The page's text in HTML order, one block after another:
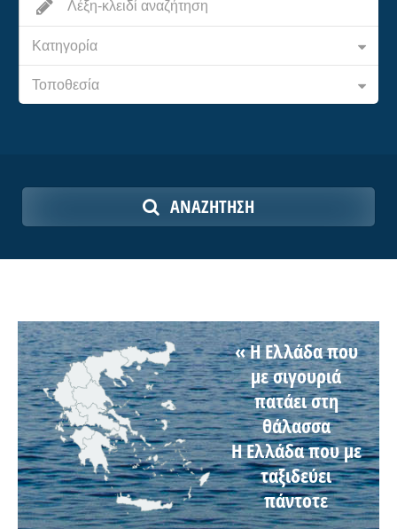
Κατηγορία
Τοποθεσία
ΑΝΑΖΉΤΗΣΗ
« Η Ελλάδα που
µε σιγουριά
πατάει στη
θάλασσα
Η Ελλάδα που µε
ταξιδεύει
πάντοτε